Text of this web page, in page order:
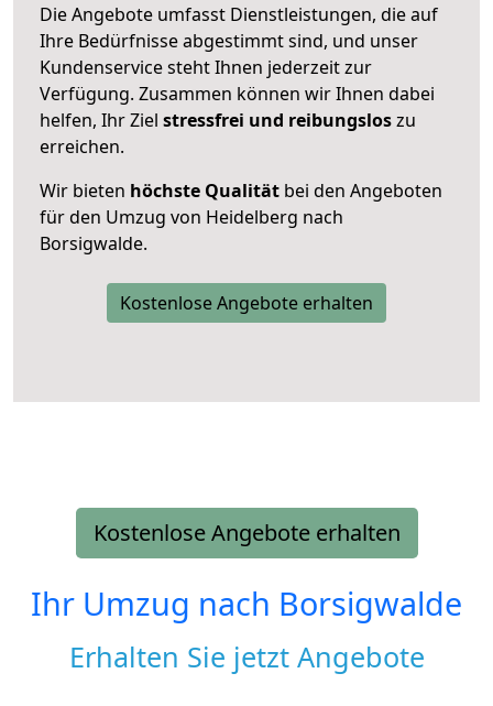
Die Angebote umfasst Dienstleistungen, die auf
Ihre Bedürfnisse abgestimmt sind, und unser
Kundenservice steht Ihnen jederzeit zur
Verfügung. Zusammen können wir Ihnen dabei
helfen, Ihr Ziel stressfrei und reibungsloszu
erreichen.
Wir bieten höchste Qualität bei den Angeboten
für den Umzug von Heidelberg nach
Borsigwalde.
Kostenlose Angebote erhalten
Kostenlose Angebote erhalten
Ihr Umzug nach Borsigwalde
Erhalten Sie jetzt Angebote